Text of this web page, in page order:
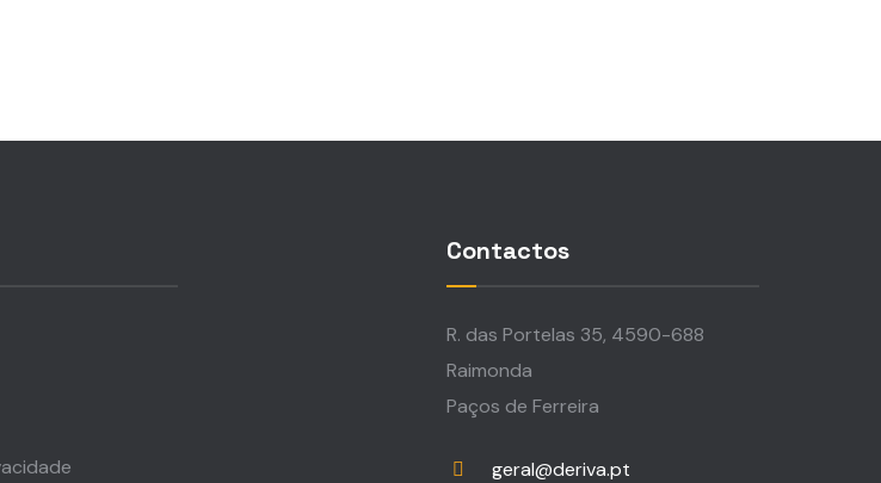
Contactos
R. das Portelas 35, 4590-688
Raimonda
Paços de Ferreira
geral@deriva.pt